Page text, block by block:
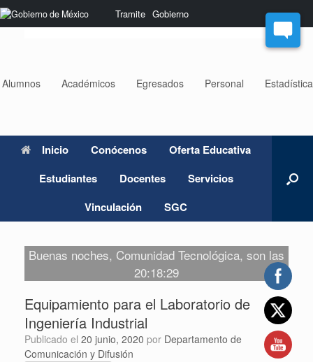
Nota:
este
sistema
Tramite Gobierno
Saltar
al
Alumnos Académicos Egresados Personal
Inicio Conócenos
Oferta Educativa
Estudiantes
Docentes
Servicios
Vinculación
SGC
Buenas noches, Comunidad Tecnológica, son las
20:18:29
Equipamiento para el Laboratorio de
Ingeniería Industrial
Publicado el 20 junio, 2020 por Departamento de
Comunicación y Difusión